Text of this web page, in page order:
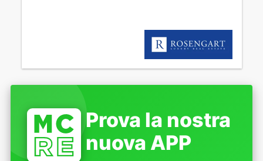
Prova la nostra
nuova APP